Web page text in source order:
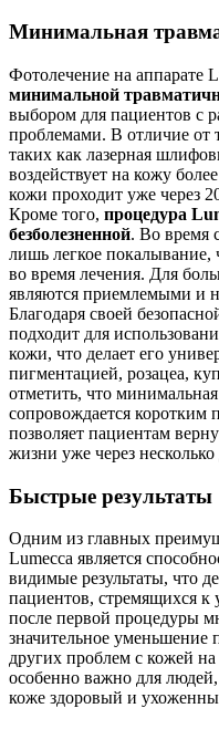
Минимальная
Фотолечение на аппарате
минимальной
выбором для пациентов с
проблемами. В отличие от
таких как лазерная
воздействует на кожу
кожи проходит уже через
Кроме того, процедура
безболезненной. Во время
лишь легкое покалывание,
во время лечения. Для
являются приемлемыми и
Благодаря своей
подходит для
кожи, что делает его
пигментацией, розацеа,
отметить, что
сопровождается коротким
позволяет пациентам
жизни уже через
Быстрые результаты
Одним из главных
Lumecca является
видимые результаты, что
пациентов, стремящихся
после первой процедуры
значительное уменьшение
других проблем с кожей
особенно важно для
коже здоровый и